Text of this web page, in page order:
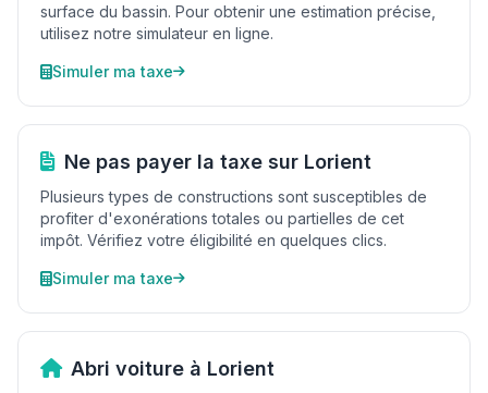
surface du bassin. Pour obtenir une estimation précise,
utilisez notre simulateur en ligne.
Simuler ma taxe
Ne pas payer la taxe sur Lorient
Plusieurs types de constructions sont susceptibles de
profiter d'exonérations totales ou partielles de cet
impôt. Vérifiez votre éligibilité en quelques clics.
Simuler ma taxe
Abri voiture à Lorient